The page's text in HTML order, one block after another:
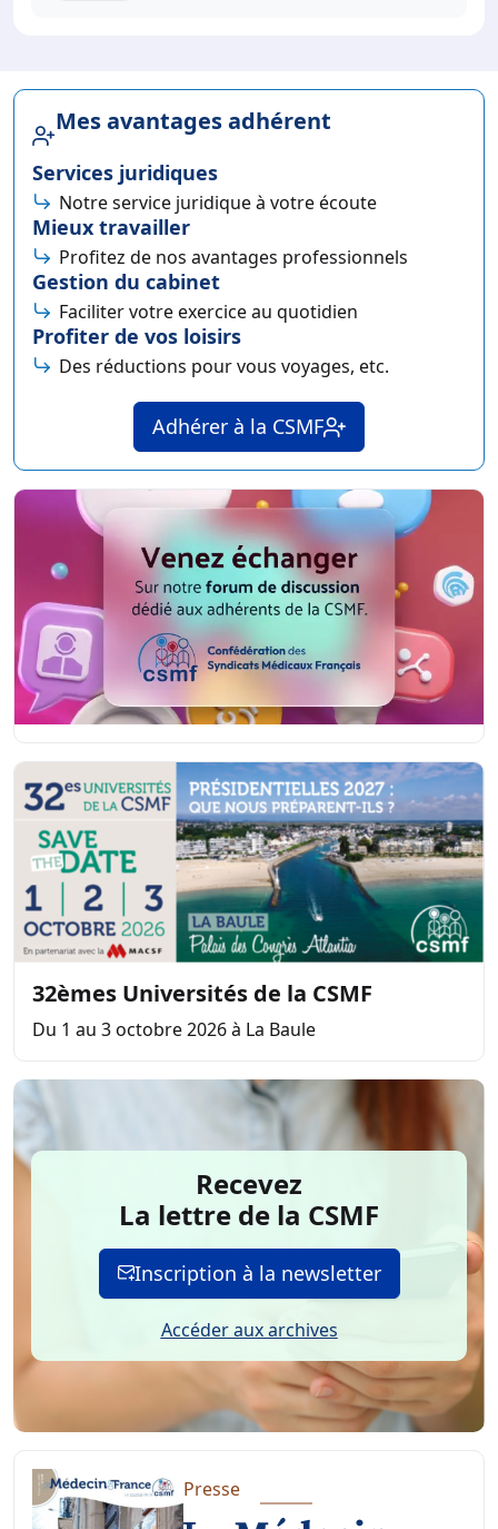
Mieux travailler
Profitez de nos avantages professionnels
Gestion du cabinet
Faciliter votre exercice au quotidien
Profiter de vos loisirs
Des réductions pour vous voyages, etc.
Adhérer à la CSMF
32èmes Universités de la CSMF
Du 1 au 3 octobre 2026 à La Baule
Recevez
La lettre de la CSMF
Inscription à la newsletter
Accéder aux archives
Je m'abonne